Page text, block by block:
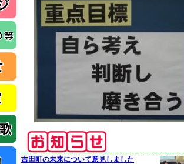
吉田町の未来について意見しました